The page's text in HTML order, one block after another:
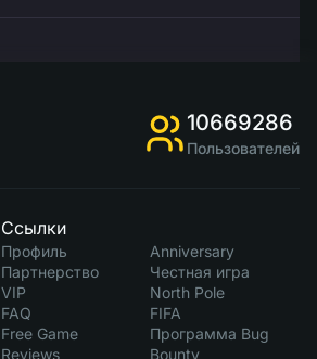
10669286
Пользователей
Ссылки
Профиль
Партнерство
VIP
FAQ
Free Game
Reviews
Anniversary
Честная игра
North Pole
FIFA
Программа Bug
Bounty